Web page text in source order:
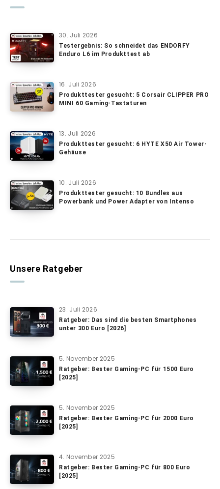
30. Juli 2026
Testergebnis: So schneidet das ENDORFY
Enduro L6 im Produkttest ab
16. Juli 2026
Produkttester gesucht: 5 Corsair CLIPPER PRO
MINI 60 Gaming-Tastaturen
13. Juli 2026
Produkttester gesucht: 6 HYTE X50 Air Tower-
Gehäuse
10. Juli 2026
Produkttester gesucht: 10 Bundles aus
Powerbank und Power Adapter von Intenso
Unsere Ratgeber
23. Juli 2026
Ratgeber: Das sind die besten Smartphones
unter 300 Euro [2026]
5. November 2025
Ratgeber: Bester Gaming-PC für 1500 Euro
[2025]
5. November 2025
Ratgeber: Bester Gaming-PC für 2000 Euro
[2025]
4. November 2025
Ratgeber: Bester Gaming-PC für 800 Euro
[2025]